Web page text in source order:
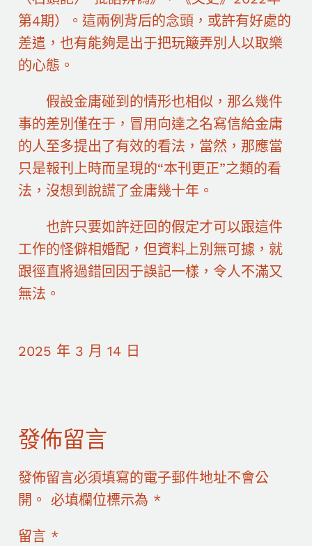
第4期）。這兩例背后的念頭，或許有好處的
差遣，也有能夠是出于把玩簸弄別人以取樂
的心態。
假設金庸碰到的情形也相似，那么幾件
事的差別僅在于，冒用向達之名寫信給金庸
的人至多提出了有效的看法，當然，那應當
只是報刊上時而呈現的“本刊更正”之類的看
法，沒想到說謊了金庸幾十年。
也許只要如許迂回的假定才可以跟這件
工作的怪僻相婚配，但資料上別無可據，就
跟徑直將過錯回因于誤記一樣，令人不滿又
無法。
2025 年 3 月 14 日
發佈留言
發佈留言必須填寫的電子郵件地址不會公
開。 必填欄位標示為 *
留言 *